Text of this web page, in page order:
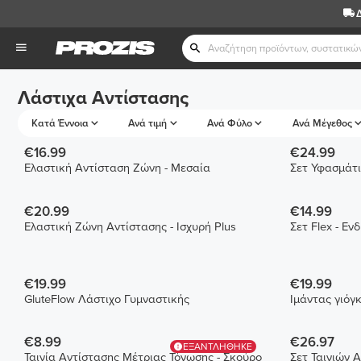
Λάστιχα Αντίστασης
Κατά Έννοια Ανά τιμή Ανά Φύλο Ανά Μέγεθος
€16.99
Ελαστική Αντίσταση Ζώνη - Μεσαία
€24.99
Σετ
€20.99
Ελαστική Ζώνη Αντίστασης - Ισχυρή Plus
€14.99
Σετ Flex -
€19.99
GluteFlow Λάστιχο Γυμναστικής
€19.99
Ιμάντας
ΕΞΑΝΤΛΗΘΗΚΕ
€8.99
Ταινία Αντίστασης Μέτριας Τόνωσης - Σκούρο
€26.97
Σετ Ταινιών